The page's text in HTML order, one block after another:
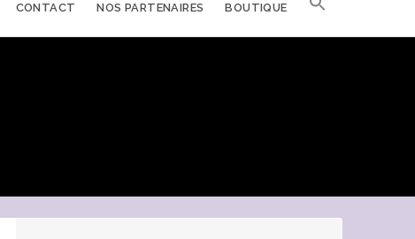
CONTACT NOS PARTENAIRES BOUTIQUE